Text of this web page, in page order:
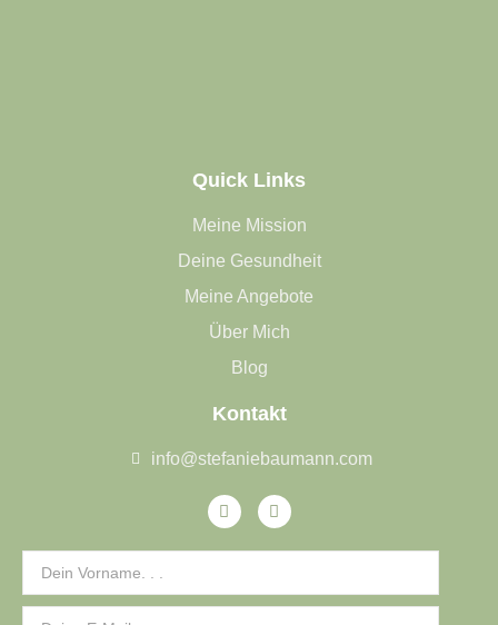
Quick Links
Meine Mission
Deine Gesundheit
Meine Angebote
Über Mich
Blog
Kontakt
info@stefaniebaumann.com